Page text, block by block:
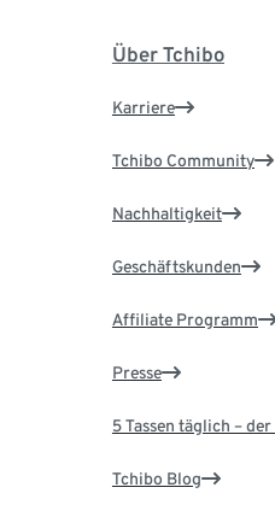
Über Tchibo
Karriere
Tchibo Community
Nachhaltigkeit
Geschäftskunden
Affiliate Programm
Presse
5 Tassen täglich –
Tchibo Blog